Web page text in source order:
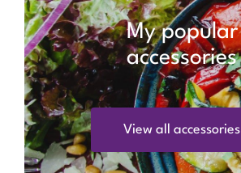
My popular
accessories
View all accessories